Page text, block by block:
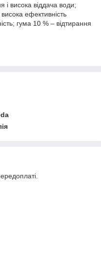
і висока віддача води;
ефективність
гума 10 % – відтирання